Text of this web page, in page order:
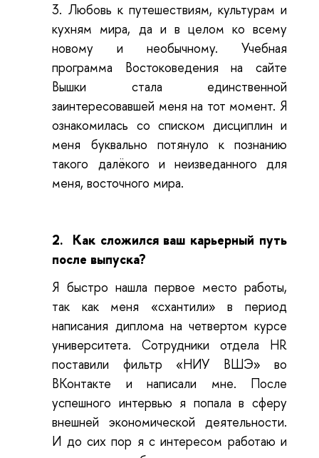
3. Любовь к путешествиям, культурам и
кухням мира, да и в целом ко всему
новому и необычному. Учебная
программа Востоковедения на сайте
Вышки стала единственной
заинтересовавшей меня на тот момент. Я
ознакомилась со списком дисциплин и
меня буквально потянуло к познанию
такого далёкого и неизведанного для
меня, восточного мира.
2. Как сложился ваш карьерный путь
после выпуска?
Я быстро нашла первое место работы,
так как меня «схантили» в период
написания диплома на четвертом курсе
университета. Сотрудники отдела HR
поставили фильтр «НИУ ВШЭ» во
ВКонтакте и написали мне. После
успешного интервью я попала в сферу
внешней экономической деятельности.
И до сих пор я с интересом работаю и